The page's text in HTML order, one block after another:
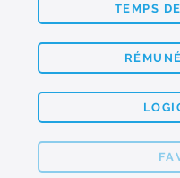
TEMPS